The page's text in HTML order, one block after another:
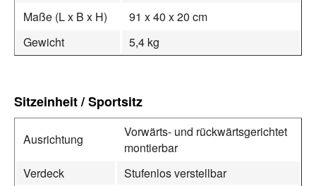
Maße (L x B x H)
91 x 40 x 20 cm
Gewicht
5,4 kg
Sitzeinheit / Sportsitz
Ausrichtung
Vorwärts- und rückwärtsgerichtet
montierbar
Verdeck
Stufenlos verstellbar